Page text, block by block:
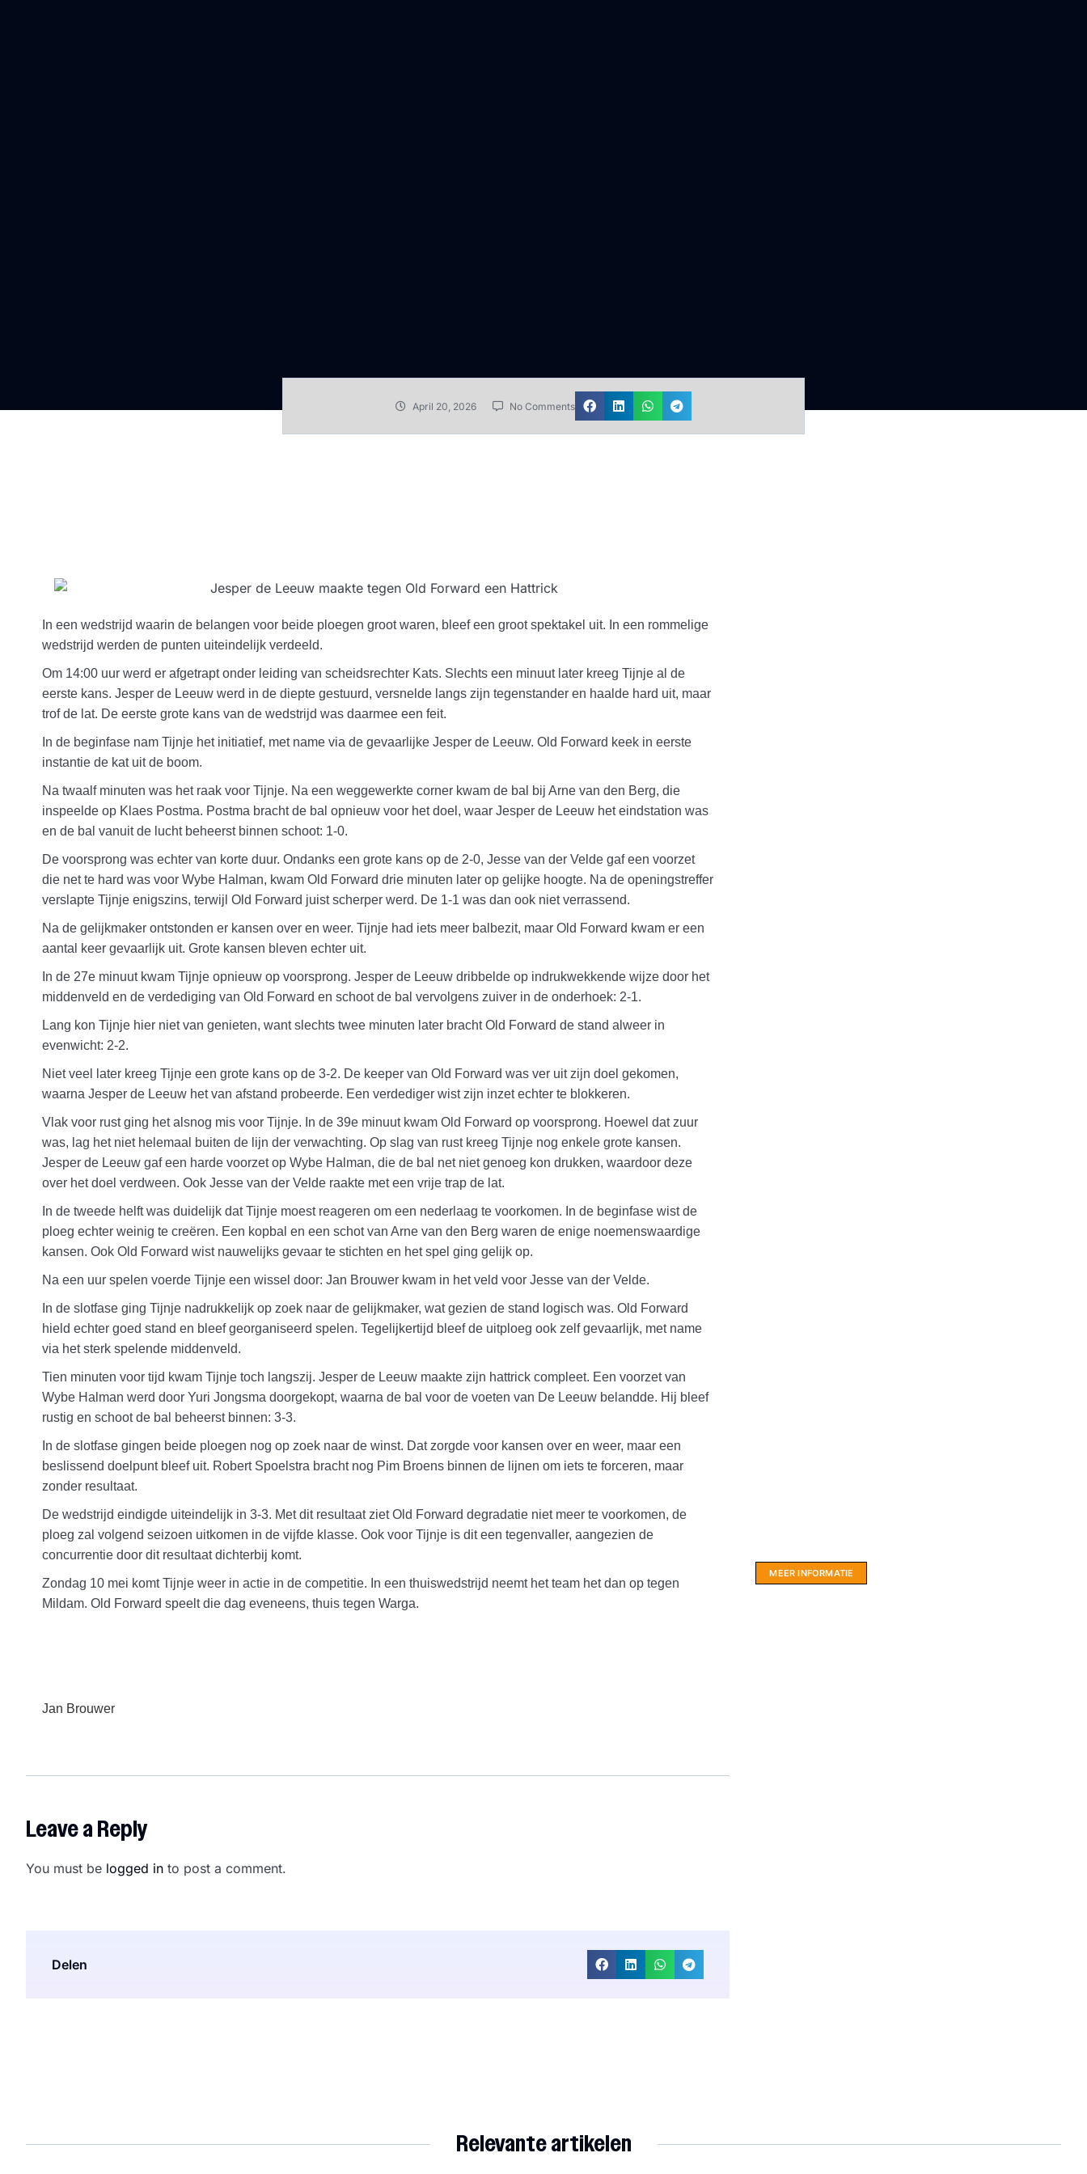
April 20, 2026 No Comments
In een wedstrijd waarin de belangen voor beide ploegen groot waren, bleef een groot spektakel uit. In een rommelige
wedstrijd werden de punten uiteindelijk verdeeld.
Om 14:00 uur werd er afgetrapt onder leiding van scheidsrechter Kats. Slechts een minuut later kreeg Tijnje al de
eerste kans. Jesper de Leeuw werd in de diepte gestuurd, versnelde langs zijn tegenstander en haalde hard uit, maar
trof de lat. De eerste grote kans van de wedstrijd was daarmee een feit.
In de beginfase nam Tijnje het initiatief, met name via de gevaarlijke Jesper de Leeuw. Old Forward keek in eerste
instantie de kat uit de boom.
Na twaalf minuten was het raak voor Tijnje. Na een weggewerkte corner kwam de bal bij Arne van den Berg, die
inspeelde op Klaes Postma. Postma bracht de bal opnieuw voor het doel, waar Jesper de Leeuw het eindstation was
en de bal vanuit de lucht beheerst binnen schoot: 1-0.
De voorsprong was echter van korte duur. Ondanks een grote kans op de 2-0, Jesse van der Velde gaf een voorzet
die net te hard was voor Wybe Halman, kwam Old Forward drie minuten later op gelijke hoogte. Na de openingstreffer
verslapte Tijnje enigszins, terwijl Old Forward juist scherper werd. De 1-1 was dan ook niet verrassend.
Na de gelijkmaker ontstonden er kansen over en weer. Tijnje had iets meer balbezit, maar Old Forward kwam er een
aantal keer gevaarlijk uit. Grote kansen bleven echter uit.
In de 27e minuut kwam Tijnje opnieuw op voorsprong. Jesper de Leeuw dribbelde op indrukwekkende wijze door het
middenveld en de verdediging van Old Forward en schoot de bal vervolgens zuiver in de onderhoek: 2-1.
Lang kon Tijnje hier niet van genieten, want slechts twee minuten later bracht Old Forward de stand alweer in
evenwicht: 2-2.
Niet veel later kreeg Tijnje een grote kans op de 3-2. De keeper van Old Forward was ver uit zijn doel gekomen,
waarna Jesper de Leeuw het van afstand probeerde. Een verdediger wist zijn inzet echter te blokkeren.
Vlak voor rust ging het alsnog mis voor Tijnje. In de 39e minuut kwam Old Forward op voorsprong. Hoewel dat zuur
was, lag het niet helemaal buiten de lijn der verwachting. Op slag van rust kreeg Tijnje nog enkele grote kansen.
Jesper de Leeuw gaf een harde voorzet op Wybe Halman, die de bal net niet genoeg kon drukken, waardoor deze
over het doel verdween. Ook Jesse van der Velde raakte met een vrije trap de lat.
In de tweede helft was duidelijk dat Tijnje moest reageren om een nederlaag te voorkomen. In de beginfase wist de
ploeg echter weinig te creëren. Een kopbal en een schot van Arne van den Berg waren de enige noemenswaardige
kansen. Ook Old Forward wist nauwelijks gevaar te stichten en het spel ging gelijk op.
Na een uur spelen voerde Tijnje een wissel door: Jan Brouwer kwam in het veld voor Jesse van der Velde.
In de slotfase ging Tijnje nadrukkelijk op zoek naar de gelijkmaker, wat gezien de stand logisch was. Old Forward
hield echter goed stand en bleef georganiseerd spelen. Tegelijkertijd bleef de uitploeg ook zelf gevaarlijk, met name
via het sterk spelende middenveld.
Tien minuten voor tijd kwam Tijnje toch langszij. Jesper de Leeuw maakte zijn hattrick compleet. Een voorzet van
Wybe Halman werd door Yuri Jongsma doorgekopt, waarna de bal voor de voeten van De Leeuw belandde. Hij bleef
rustig en schoot de bal beheerst binnen: 3-3.
In de slotfase gingen beide ploegen nog op zoek naar de winst. Dat zorgde voor kansen over en weer, maar een
beslissend doelpunt bleef uit. Robert Spoelstra bracht nog Pim Broens binnen de lijnen om iets te forceren, maar
zonder resultaat.
De wedstrijd eindigde uiteindelijk in 3-3. Met dit resultaat ziet Old Forward degradatie niet meer te voorkomen, de
ploeg zal volgend seizoen uitkomen in de vijfde klasse. Ook voor Tijnje is dit een tegenvaller, aangezien de
concurrentie door dit resultaat dichterbij komt.
Zondag 10 mei komt Tijnje weer in actie in de competitie. In een thuiswedstrijd neemt het team het dan op tegen
Mildam. Old Forward speelt die dag eveneens, thuis tegen Warga.
Jan Brouwer
Leave a Reply
You must be logged in to post a comment.
Delen
MEER INFORMATIE
Relevante artikelen